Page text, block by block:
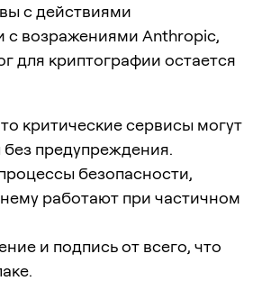
с действиями
с возражениями Anthropic,
для криптографии остается
критические сервисы могут
предупреждения.
безопасности,
работают при частичном
и подпись от всего, что